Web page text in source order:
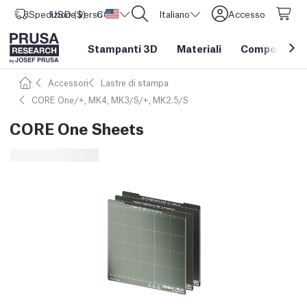
Spedizione verso Stati Uniti d'America
USD ($) CORE One L: Ora disponibile! Italiano Accesso
Stampanti 3D Materiali Componenti
Accessori
Lastre di stampa
CORE One/+, MK4, MK3/S/+, MK2.5/S
CORE One Sheets